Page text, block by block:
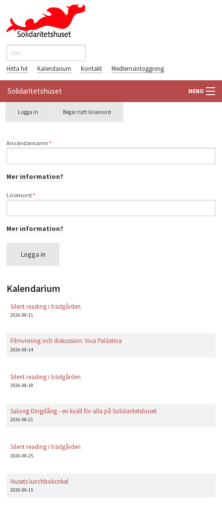
Hoppa till huvudinnehåll
Sökformulär
Hitta hit Kalendarium Kontakt Medlemsinloggning
Solidaritetshuset MENU
HEM
FÖRENINGAR
PLAY
Primära flikar
Logga in Begär nytt lösenord
Användarnamn*
Mer information?
Lösenord*
Mer information?
Logga in
Kalendarium
Silent reading i trädgården
2026-08-11
Filmvisning och diskussion: Viva Palästina
2026-08-14
Silent reading i trädgården
2026-08-18
Salong Dingdång - en kväll för alla på Solidaritetshuset
2026-08-21
Silent reading i trädgården
2026-08-25
Husets lunchbokcirkel
2026-09-15